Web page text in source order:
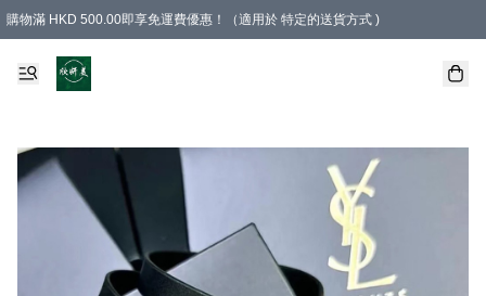
購物滿 HKD 500.00即享免運費優惠！（適用於 特定的送貨方式 )